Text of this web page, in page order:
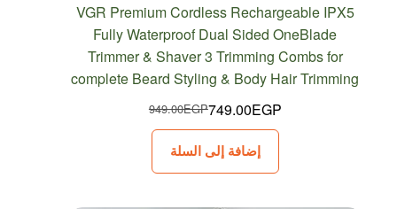
VGR Premium Cordless Rechargeable IPX5
Fully Waterproof Dual Sided OneBlade
Trimmer & Shaver 3 Trimming Combs for
complete Beard Styling & Body Hair Trimming
949.00EGP
السعر
الأصلي
هو:
749.00EGP
السعر
الحالي
هو:
إضافة إلى السلة